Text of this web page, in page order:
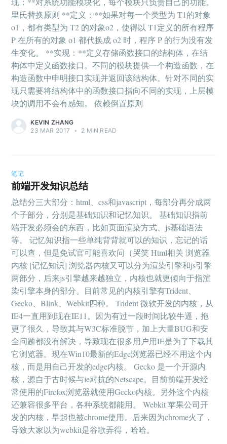
里氏替换原则 **定义：**如果对每一个类型为 T1的对象
o1，都有类型为 T2 的对象o2，使得以 T1定义的所有程序
P 在所有的对象 o1 都代换成 o2 时，程序 P 的行为没有发
生变化。 **实现：**定义存储函数接口的结构体，在结
构体中定义函数接口。不同的模块提供一个构造函数，在
构造函数中申明接口实现并返回该结构体。针对不同的实
现只需要将结构体中的函数接口指向不同的实现，上层模
块的调用不会有感知。 依赖倒置原则
KEVIN ZHANG
23 MAR 2017
• 2 MIN READ
笔记
前端开发知识总结
总结分三大部分：html、css和javascript，每部分再分成两
个子部分，分别是基础知识和记忆知识。 基础知识指前
端开发必须会的东西，比如页面渲染方式、js基础语法
等。 记忆知识指一些单纯背背就可以的知识，忘记的话
可以查，但是免试官可能喜欢问（哭笑 Html相关 浏览器
内核 [记忆知识] 浏览器内核又可以分为渲染引擎和js引擎
两部分，后来js引擎越来越独立，内核也就更倾向于指渲
染引擎本身的部分。目前常见的内核引擎有Trident、
Gecko、Blink、Webkit四种。 Trident 微软开发的内核，从
IE4一直用到现在IE11。因为有过一段时间比较牛逼，拖
更了很久，导致其与W3C标准脱节，加上大量BUG和安
全问题都没有解决，导致现在很多用户用IE是为了下载其
它浏览器。现在Win10最新的Edge浏览器已经不用这个内
核，而是用自己开发的edge内核。 Gecko 是一个开源内
核，源自于古时候与ie对抗的Netscape。目前前端开发经
常使用的Firefox浏览器就使用Gecko内核。另外这个内核
还兼容很多平台，各种系统都能用。 Webkit 苹果公司开
发的内核，早起也被chrome使用。后来因为chrome火了，
导致大家以为webkit是谷歌弄得，哈哈。